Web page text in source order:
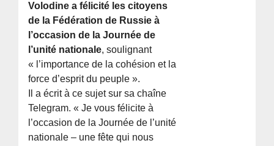
Volodine a félicité les citoyens
de la Fédération de Russie à
l’occasion de la Journée de
l’unité nationale, soulignant
« l’importance de la cohésion et la
force d’esprit du peuple ».
Il a écrit à ce sujet sur sa chaîne
Telegram. « Je vous félicite à
l’occasion de la Journée de l’unité
nationale – une fête qui nous